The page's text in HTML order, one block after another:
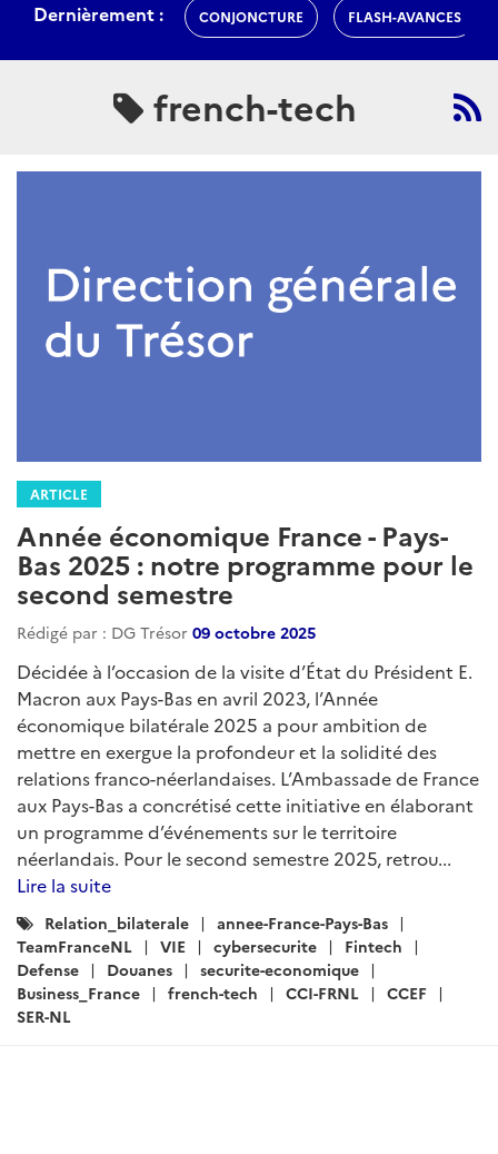
Dernièrement : CONJONCTURE FLASH-AVANCES
french-tech
ARTICLE
Année économique France - Pays-
Bas 2025 : notre programme pour le
second semestre
Rédigé par : DG Trésor 09 octobre 2025
Décidée à l’occasion de la visite d’État du Président E.
Macron aux Pays-Bas en avril 2023, l’Année
économique bilatérale 2025 a pour ambition de
mettre en exergue la profondeur et la solidité des
relations franco-néerlandaises. L’Ambassade de France
aux Pays-Bas a concrétisé cette initiative en élaborant
un programme d’événements sur le territoire
néerlandais. Pour le second semestre 2025, retrou...
Lire la suite
Catégories
:
Relation_bilaterale
annee-France-Pays-Bas
TeamFranceNL
VIE cybersecurite
Fintech
Defense
Douanes
securite-economique
Business_France
french-tech CCI-FRNL
CCEF
SER-NL